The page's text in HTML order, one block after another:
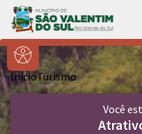
Ir para conteúdo principal
Conteúdo Principal
InícioTurismo
Você